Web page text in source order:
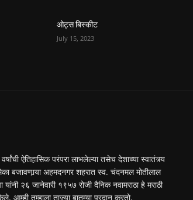
ओट्स बिस्कीट
July 15, 2023
ऐतिहासिक परंपरा लाभलेल्या तसेच देशाच्या स्वातंत्र्य
बजावणार्‍या अहमदनगर शहरात स्व. चंदनमल मोतीलाल
२६ जानेवारी १९५७ रोजी दैनिक नवामराठा हे मराठी
आम्ही तुम्हाला ताज्या बातम्या प्रदान करतो.